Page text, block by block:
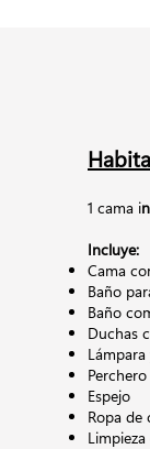
1 cama i
Incluye:
Cama
Baño
Baño
Duchas
Perchero
Espejo
Ropa de